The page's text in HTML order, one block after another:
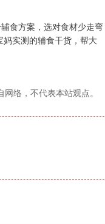
食方案，选对食材少走弯
实测的辅食干货，帮大
络，不代表本站观点。